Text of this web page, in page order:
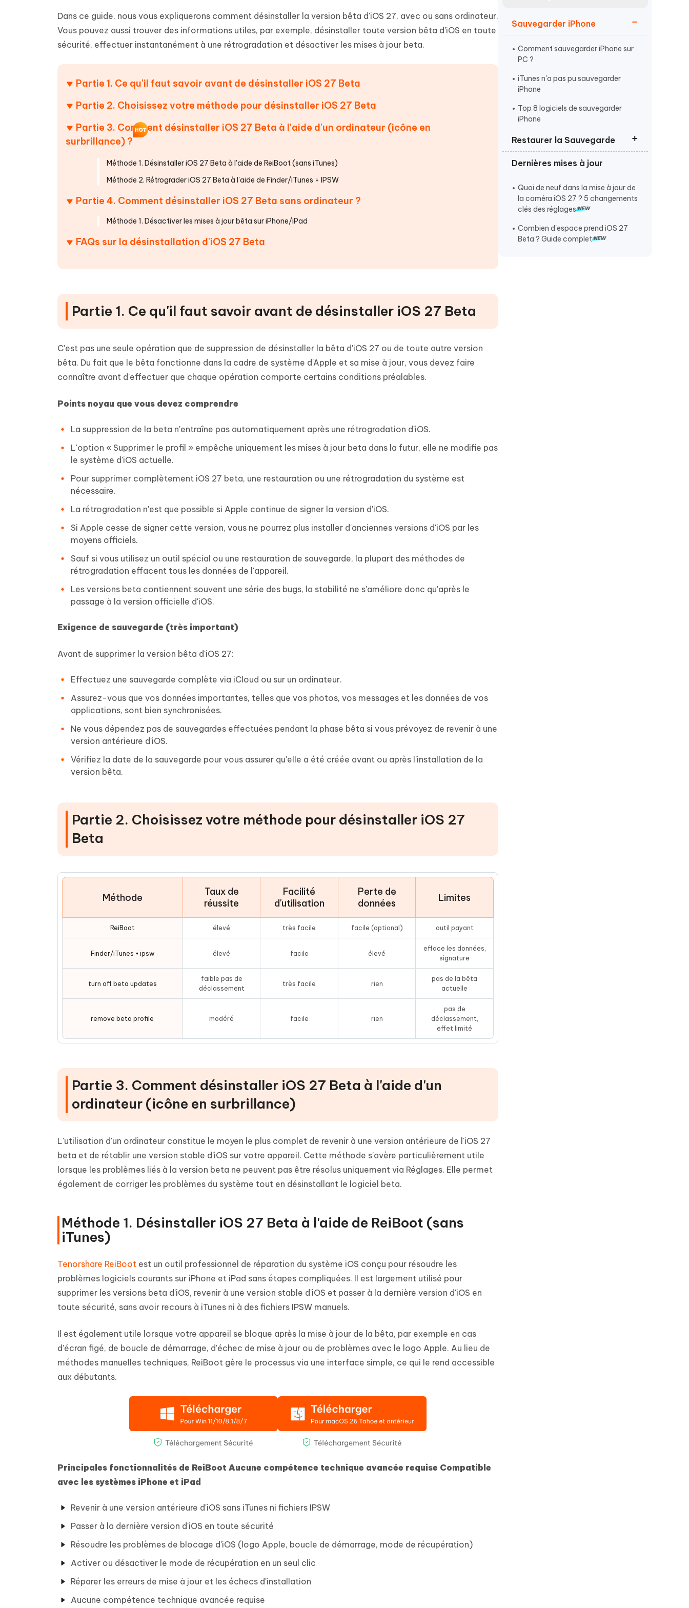
Récupérer les fichiers supprimés sur
Windows
Récupérer les fichiers supprimés sur
Mac
Plus de conseils utiles
Mobile
iAnyGo- iOS APP iAnyGo - Faux GPS Android APP iCareFone Transfer APP
Android/iPhone
UltData for Android APP
Récupérer des données Android sans PC
Cleanup Pro APP
Nettoyer l'iPhone avec AI gratuitement
gratuite
Tenorshare AI PDF
2.0.0 Tenorshare AI Diagrimo
Transformez instantanément du texte
naturel
Tenorshare AI Writer
rapidement avec l'IA
Commencer
Sauvegarder iPhone
Comment sauvegarder iPhone sur
PC ?
iTunes n'a pas pu sauvegarder
iPhone
Top 8 logiciels de sauvegarder
iPhone
Restaurer la Sauvegarde
Lire la sauvegarde iPhone sur
Restaurer une sauvegarde iPhone
La sauvegarde iPhone ne
fonctionne pas
Dernières mises à jour
Quoi de neuf dans la mise à jour de
la caméra iOS 27 ? 5 changements
clés des réglages
Combien d'espace prend iOS 27
Beta ? Guide complet
Dans ce guide, nous vous expliquerons comment désinstaller la version bêta d'iOS 27, avec ou sans ordinateur.
Vous pouvez aussi trouver des informations utiles, par exemple, désinstaller toute version bêta d'iOS en toute
sécurité, effectuer instantanément à une rétrogradation et désactiver les mises à jour beta.
Partie 1. Ce qu'il faut savoir avant de désinstaller iOS 27 Beta
Partie 2. Choisissez votre méthode pour désinstaller iOS 27 Beta
Partie 3. Comment désinstaller iOS 27 Beta à l'aide d'un ordinateur (icône en
surbrillance) ?
Méthode 1. Désinstaller iOS 27 Beta à l'aide de ReiBoot (sans iTunes)
Méthode 2. Rétrograder iOS 27 Beta à l'aide de Finder/iTunes + IPSW
Partie 4. Comment désinstaller iOS 27 Beta sans ordinateur ?
Méthode 1. Désactiver les mises à jour bêta sur iPhone/iPad
FAQs sur la désinstallation d'iOS 27 Beta
Partie 1. Ce qu'il faut savoir avant de désinstaller iOS 27 Beta
C'est pas une seule opération que de suppression de désinstaller la bêta d'iOS 27 ou de toute autre version
bêta. Du fait que le bêta fonctionne dans la cadre de système d'Apple et sa mise à jour, vous devez faire
connaître avant d'effectuer que chaque opération comporte certains conditions préalables.
Points noyau que vous devez comprendre
La suppression de la beta n'entraîne pas automatiquement après une rétrogradation d'iOS.
L'option « Supprimer le profil » empêche uniquement les mises à jour beta dans la futur, elle ne modifie pas
le système d'iOS actuelle.
Pour supprimer complètement iOS 27 beta, une restauration ou une rétrogradation du système est
nécessaire.
La rétrogradation n'est que possible si Apple continue de signer la version d'iOS.
Si Apple cesse de signer cette version, vous ne pourrez plus installer d'anciennes versions d'iOS par les
moyens officiels.
Sauf si vous utilisez un outil spécial ou une restauration de sauvegarde, la plupart des méthodes de
rétrogradation effacent tous les données de l'appareil.
Les versions beta contiennent souvent une série des bugs, la stabilité ne s'améliore donc qu'après le
passage à la version officielle d'iOS.
Exigence de sauvegarde (très important)
Avant de supprimer la version bêta d'iOS 27:
Effectuez une sauvegarde complète via iCloud ou sur un ordinateur.
Assurez-vous que vos données importantes, telles que vos photos, vos messages et les données de vos
applications, sont bien synchronisées.
Ne vous dépendez pas de sauvegardes effectuées pendant la phase bêta si vous prévoyez de revenir à une
version antérieure d'iOS.
Vérifiez la date de la sauvegarde pour vous assurer qu'elle a été créée avant ou après l'installation de la
version bêta.
Partie 2. Choisissez votre méthode pour désinstaller iOS 27
Beta
Méthode
Taux de
réussite
Facilité
d'utilisation
Perte de
données
Limites
ReiBoot élevé très facile facile (optional) outil payant
Finder/iTunes + ipsw élevé facile élevé
efface les données,
signature
turn off beta updates
faible pas de
déclassement
très facile rien
pas de la bêta
actuelle
remove beta profile modéré facile rien
pas de
déclassement,
effet limité
Partie 3. Comment désinstaller iOS 27 Beta à l'aide d'un
ordinateur (icône en surbrillance)
L'utilisation d'un ordinateur constitue le moyen le plus complet de revenir à une version antérieure de l'iOS 27
beta et de rétablir une version stable d'iOS sur votre appareil. Cette méthode s'avère particulièrement utile
lorsque les problèmes liés à la version beta ne peuvent pas être résolus uniquement via Réglages. Elle permet
également de corriger les problèmes du système tout en désinstallant le logiciel beta.
Méthode 1. Désinstaller iOS 27 Beta à l'aide de ReiBoot (sans
iTunes)
Tenorshare ReiBoot est un outil professionnel de réparation du système iOS conçu pour résoudre les
problèmes logiciels courants sur iPhone et iPad sans étapes compliquées. Il est largement utilisé pour
supprimer les versions beta d'iOS, revenir à une version stable d'iOS et passer à la dernière version d'iOS en
toute sécurité, sans avoir recours à iTunes ni à des fichiers IPSW manuels.
Il est également utile lorsque votre appareil se bloque après la mise à jour de la bêta, par exemple en cas
d'écran figé, de boucle de démarrage, d'échec de mise à jour ou de problèmes avec le logo Apple. Au lieu de
méthodes manuelles techniques, ReiBoot gère le processus via une interface simple, ce qui le rend accessible
aux débutants.
Principales fonctionnalités de ReiBoot Aucune compétence technique avancée requise Compatible
avec les systèmes iPhone et iPad
Revenir à une version antérieure d'iOS sans iTunes ni fichiers IPSW
Passer à la dernière version d'iOS en toute sécurité
Résoudre les problèmes de blocage d'iOS (logo Apple, boucle de démarrage, mode de récupération)
Activer ou désactiver le mode de récupération en un seul clic
Réparer les erreurs de mise à jour et les échecs d'installation
Aucune compétence technique avancée requise